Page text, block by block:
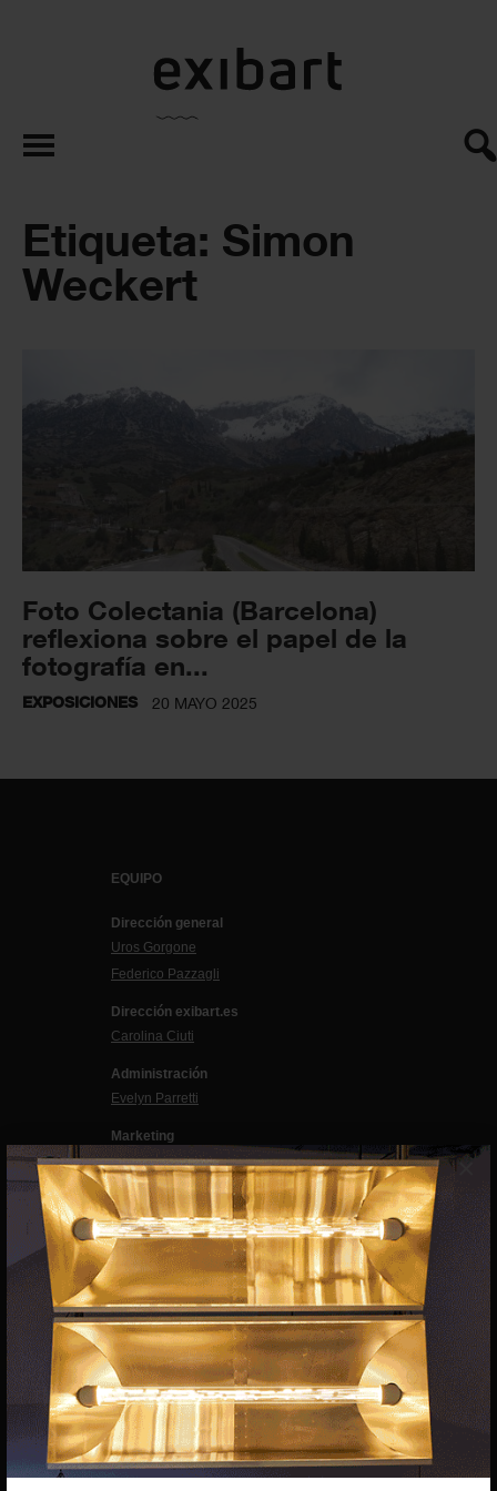
×
exibart.es
Etiqueta: Simon
Weckert
Foto Colectania (Barcelona)
reflexiona sobre el papel de la
fotografía en...
EXPOSICIONES 20 MAYO 2025
EQUIPO
Dirección general
Uros Gorgone
Federico Pazzagli
Dirección exibart.es
Carolina Ciuti
Administración
Evelyn Parretti
Marketing
Francesca Grismondi
Programación y diseño web
Giovanni Costante
Marcello Moi
EXIBART SPAIN, S.L.U.
AVINGUDA ROMA, 12